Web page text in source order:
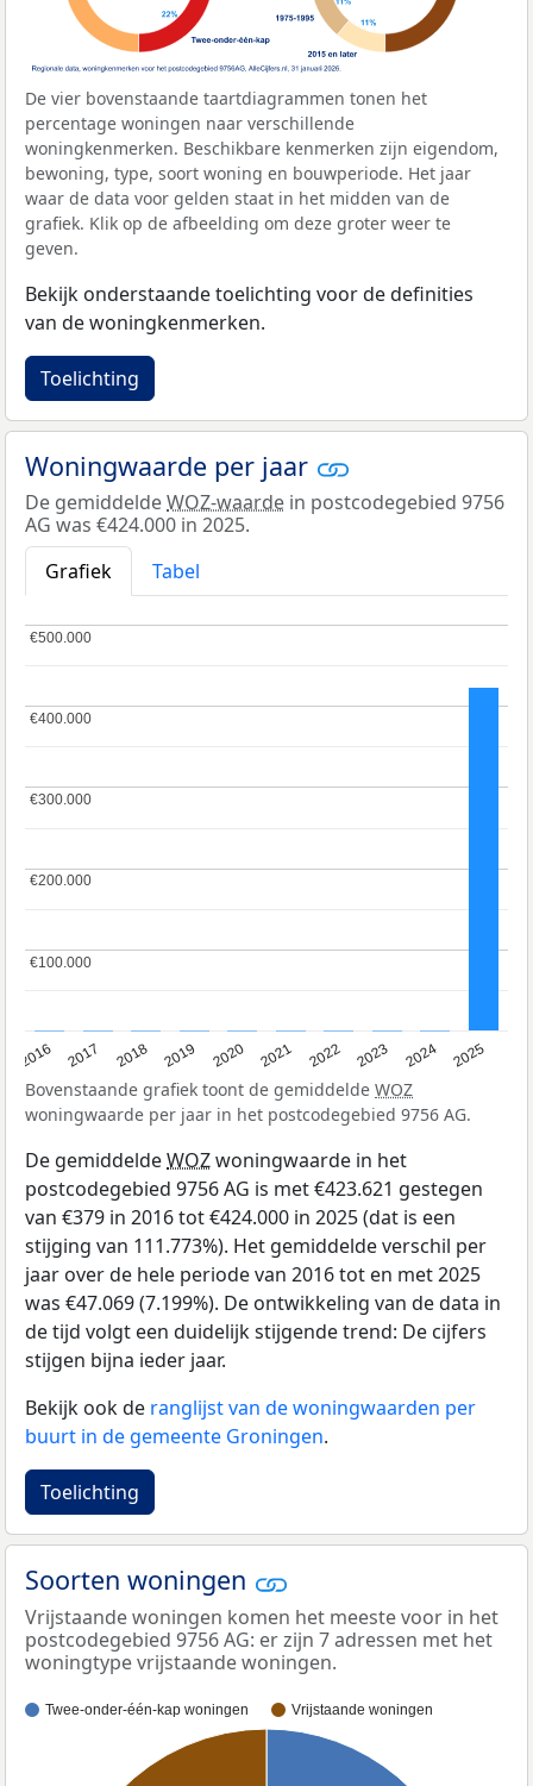
De vier bovenstaande taartdiagrammen tonen het
percentage woningen naar verschillende
woningkenmerken. Beschikbare kenmerken zijn eigendom,
bewoning, type, soort woning en bouwperiode. Het jaar
waar de data voor gelden staat in het midden van de
grafiek. Klik op de afbeelding om deze groter weer te
geven.
Bekijk onderstaande toelichting voor de definities
van de woningkenmerken.
Toelichting
Woningwaarde per jaar
De gemiddeldeWOZ-waarde in postcodegebied 9756
AG was €424.000 in 2025.
Grafiek
Tabel
2016 2017 2018 2019 2020 2021 2022 2023 2024 2025
€100.000
€100.000
€200.000
€200.000
€300.000
€300.000
€400.000
€400.000
€500.000
€500.000
Bovenstaande grafiek toont de gemiddelde WOZ
woningwaarde per jaar in het postcodegebied 9756 AG.
De gemiddeldeWOZwoningwaarde in het
postcodegebied 9756 AG is met €423.621 gestegen
van €379 in 2016 tot €424.000 in 2025 (dat is een
stijging van 111.773%). Het gemiddelde verschil per
jaar over de hele periode van 2016 tot en met 2025
was €47.069 (7.199%). De ontwikkeling van de data in
de tijd volgt een duidelijk stijgende trend: De cijfers
stijgen bijna ieder jaar.
Bekijk ook de ranglijst van de woningwaarden per
buurt in de gemeente Groningen.
Toelichting
Soorten woningen
Vrijstaande woningen komen het meeste voor in het
postcodegebied 9756 AG: er zijn 7 adressen met het
woningtype vrijstaande woningen.
Twee-onder-één-kap woningen Vrijstaande woningen